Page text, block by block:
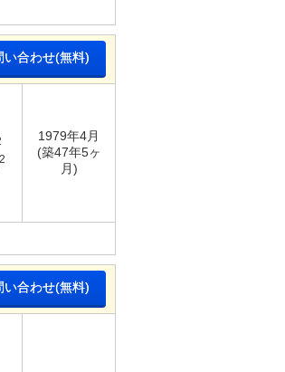
い合わせ(無料)
2
1979年4月
(築47年5ヶ
月)
い合わせ(無料)